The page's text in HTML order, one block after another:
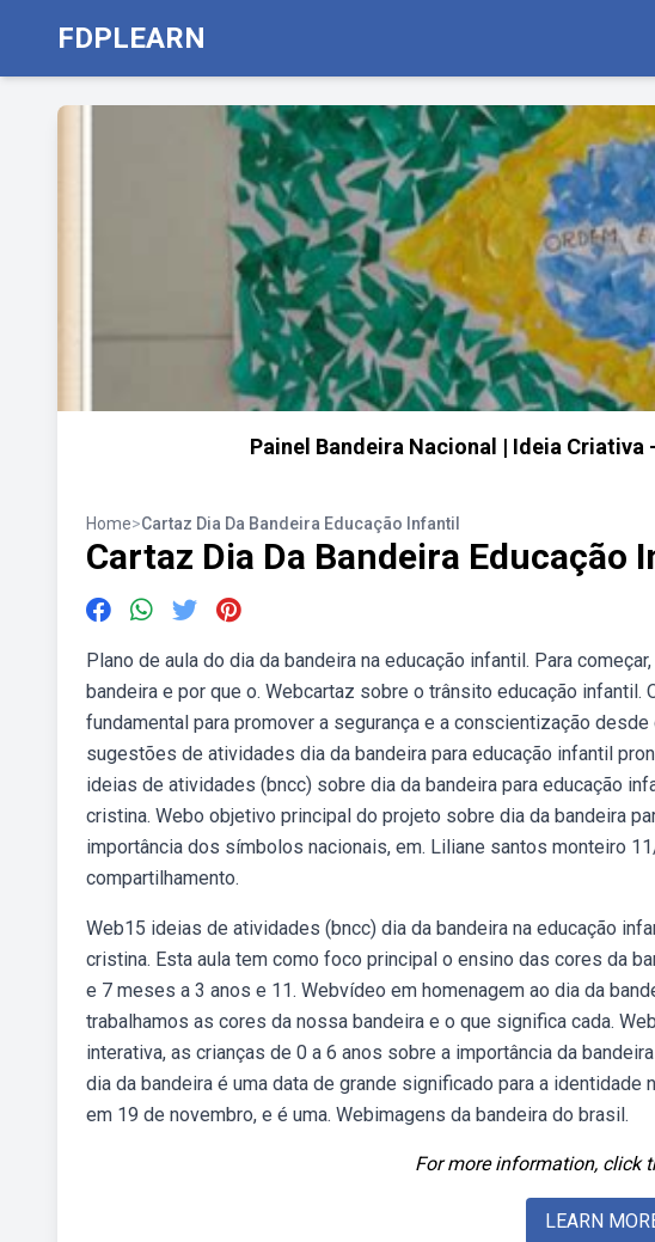
FDPLEARN
Painel Bandeira Nacional | Ideia Criativa
Home>Cartaz Dia Da Bandeira Educação Infantil
Cartaz Dia Da Bandeira Educação
Plano de aula do dia da bandeira na educação infantil. Para
bandeira e por que o. Webcartaz sobre o trânsito educação
fundamental para promover a segurança e a conscientização
sugestões de atividades dia da bandeira para educação infantil
ideias de atividades (bncc) sobre dia da bandeira para educação
cristina. Webo objetivo principal do projeto sobre dia da bandeira
importância dos símbolos nacionais, em. Liliane santos monteiro
compartilhamento.
Web15 ideias de atividades (bncc) dia da bandeira na educação
cristina. Esta aula tem como foco principal o ensino das cores da
e 7 meses a 3 anos e 11. Webvídeo em homenagem ao dia da
trabalhamos as cores da nossa bandeira e o que significa cada.
interativa, as crianças de 0 a 6 anos sobre a importância da
dia da bandeira é uma data de grande significado para a
em 19 de novembro, e é uma. Webimagens da bandeira do brasil.
For more information, click
LEARN